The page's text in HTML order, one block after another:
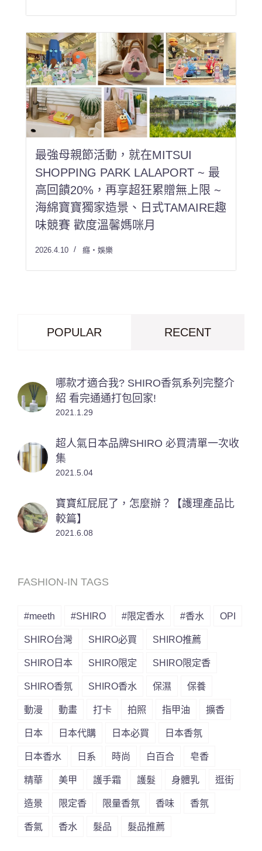
最強母親節活動，就在MITSUI
SHOPPING PARK LALAPORT ~ 最
高回饋20%，再享超狂累贈無上限 ~
海綿寶寶獨家造景、日式TAMAIRE趣
味競賽 歡度溫馨媽咪月
2026.4.10 癮・娛樂
POPULAR RECENT
哪款才適合我? SHIRO香氛系列完整介
紹 看完通通打包回家!
2021.1.29
超人氣日本品牌SHIRO 必買清單一次收
集
2021.5.04
寶寶紅屁屁了，怎麼辦？【護理產品比
較篇】
2021.6.08
FASHION-IN TAGS
#meeth #SHIRO #限定香水 #香水 OPI
SHIRO台灣 SHIRO必買 SHIRO推薦
SHIRO日本 SHIRO限定 SHIRO限定香
SHIRO香氛 SHIRO香水 保濕 保養
動漫 動畫 打卡 拍照 指甲油 擴香
日本 日本代購 日本必買 日本香氛
日本香水 日系 時尚 白百合 皂香
精華 美甲 護手霜 護髮 身體乳 逛街
造景 限定香 限量香氛 香味 香氛
香氣 香水 髮品 髮品推薦